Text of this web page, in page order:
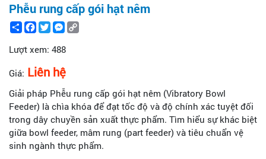
Phễu rung cấp gói hạt nêm
ShareFacebook
TwitterMessenger
Lượt xem: 488
Giá: Liên hệ
Giải pháp Phễu rung cấp gói hạt nêm (Vibratory Bowl
Feeder) là chìa khóa để đạt tốc độ và độ chính xác tuyệt đối
trong dây chuyền sản xuất thực phẩm. Tìm hiểu sự khác biệt
giữa bowl feeder, mâm rung (part feeder) và tiêu chuẩn vệ
sinh ngành thực phẩm.